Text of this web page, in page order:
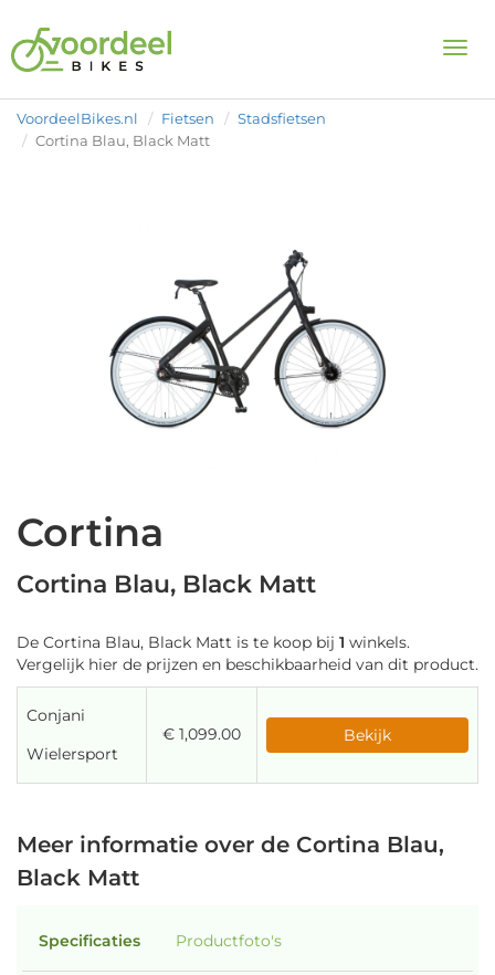
VoordeelBikes.nl Fietsen
Stadsfietsen
Cortina Blau, Black Matt
Cortina
Cortina Blau, Black Matt
De Cortina Blau, Black Matt is te koop bij 1 winkels.
Vergelijk hier de prijzen en beschikbaarheid van dit product.
Conjani
Wielersport
€ 1,099.00 Bekijk
Meer informatie over de Cortina Blau,
Black Matt
Specificaties Productfoto's